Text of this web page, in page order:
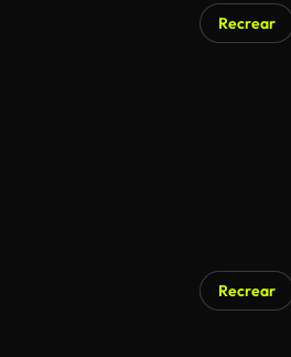
Recrear
Recrear